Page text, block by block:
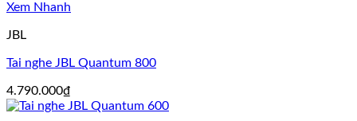
Xem Nhanh
JBL
Tai nghe JBL Quantum 800
4.790.000₫